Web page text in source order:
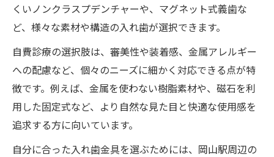
くいノンクラスプデンチャーや、マグネット式義歯な
ど、様々な素材や構造の入れ歯が選択できます。
自費診療の選択肢は、審美性や装着感、金属アレルギー
への配慮など、個々のニーズに細かく対応できる点が特
徴です。例えば、金属を使わない樹脂素材や、磁石を利
用した固定式など、より自然な見た目と快適な使用感を
追求する方に向いています。
自分に合った入れ歯金具を選ぶためには、岡山駅周辺の